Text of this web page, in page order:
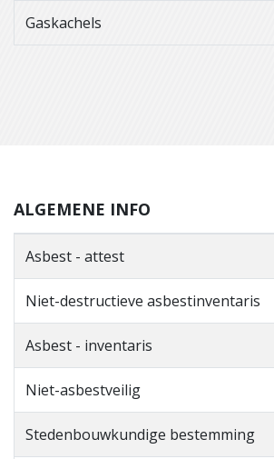
Gaskachels
ALGEMENE INFO
Asbest - attest
Niet-destructieve asbestinventaris
Asbest - inventaris
Niet-asbestveilig
Stedenbouwkundige bestemming